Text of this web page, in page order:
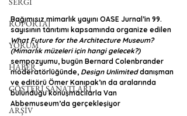
RÖPORTAJ
YORUM
HABER
GÖSTERİ SANATLARI
ARŞİV
Bağımısız mimarlık yayını OASE Jurnal’in 99.
sayısının tanıtımı kapsamında organize edilen
What Future for the Architecture Museum?
(Mimarlık müzeleri için hangi gelecek?)
sempozyumu, bugün Bernard Colenbrander
moderatörlüğünde, Design Unlimited danışman
ve editörü Ömer Kanıpak’ın da aralarında
bulunduğu konuşmacılarla Van
Abbemuseum’da gerçekleşiyor